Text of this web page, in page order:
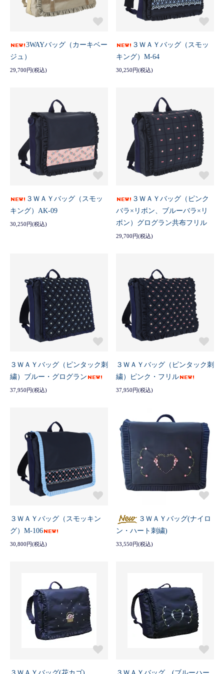
3WAYバッグ（カーキベー
ジュ）
29,700円(税込)
３ＷＡＹバッグ（スモッ
キング）M-64
30,250円(税込)
３ＷＡＹバッグ（スモッ
キング）AK-09
30,250円(税込)
３ＷＡＹバッグ（ピンク
バラ×リボン、ブルーバラ×リ
ボン）グログラン共布フリル
29,700円(税込)
３ＷＡＹバッグ（ピンタック刺
繍）ブルー・グログラン
37,950円(税込)
３ＷＡＹバッグ（ピンタック刺
繍）ピンク・フリル
37,950円(税込)
３ＷＡＹバッグ（スモッキン
グ）M-106
30,800円(税込)
３ＷＡＹバッグ(ナイロ
ン・ハート刺繍)
33,550円(税込)